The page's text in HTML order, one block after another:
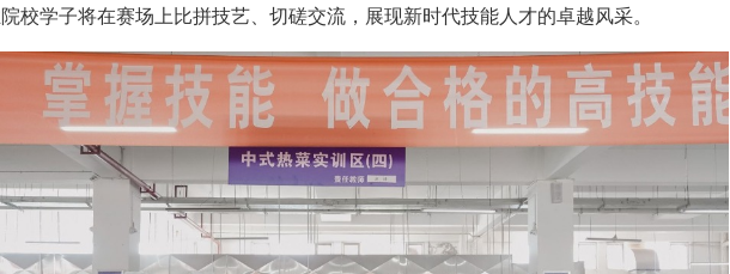
校学子将在赛场上比拼技艺、切磋交流，展现新时代技能人才的卓越风采。